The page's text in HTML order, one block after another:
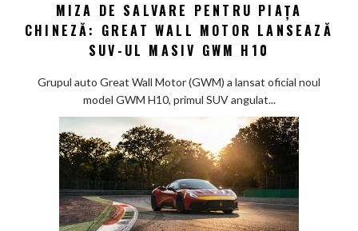
Miza
de
piața
Wall
Motor
ul
masiv
MIZA DE SALVARE PENTRU PIAȚA
CHINEZĂ: GREAT WALL MOTOR LANSEAZĂ
SUV-UL MASIV GWM H10
Grupul auto Great Wall Motor (GWM) a lansat oficial noul
model GWM H10, primul SUV angulat...